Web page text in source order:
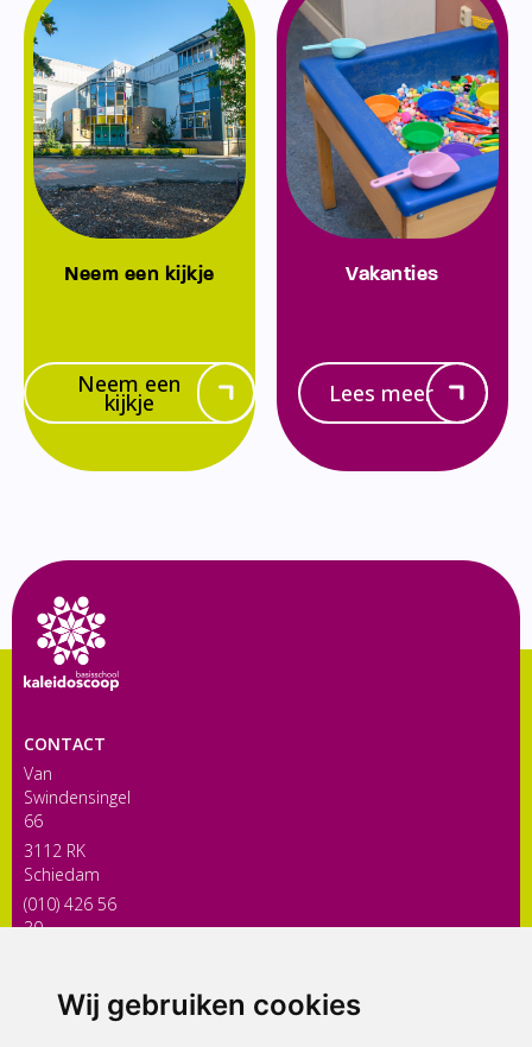
Wij gebruiken cookies
Neem een kijkje
Neem een
kijkje
Vakanties
Lees meer
CONTACT
Van
Swindensingel
66
3112 RK
Schiedam
(010) 426 56
30
ONDERDEEL VAN